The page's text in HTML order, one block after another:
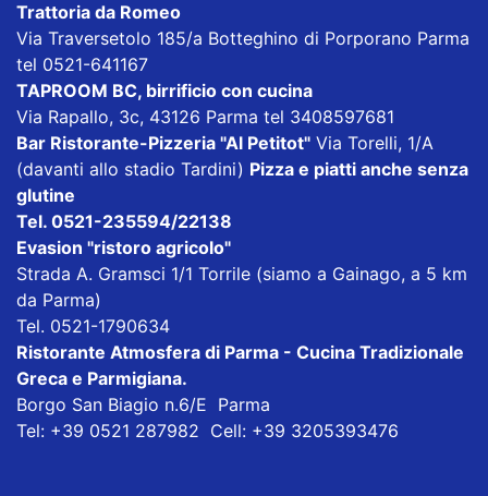
Trattoria da Romeo
Via Traversetolo 185/a Botteghino di Porporano Parma
tel 0521-641167
TAPROOM BC, birrificio con cucina
Via Rapallo, 3c, 43126 Parma tel 3408597681
Bar Ristorante-Pizzeria "Al Petitot" Via Torelli, 1/A
(davanti allo stadio Tardini) Pizza e piatti anche senza
glutine
Tel. 0521-235594/22138
Evasion "ristoro agricolo"
Strada A. Gramsci 1/1 Torrile (siamo a Gainago, a 5 km
da Parma)
Tel. 0521-1790634
Ristorante Atmosfera di Parma - Cucina Tradizionale
Greca e Parmigiana.
Borgo San Biagio n.6/E Parma
Tel: +39 0521 287982 Cell: +39 3205393476